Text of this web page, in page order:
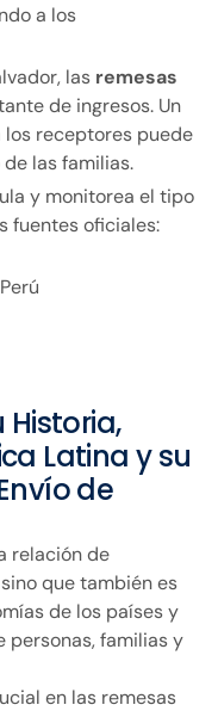
a los
las remesas
de ingresos. Un
receptores puede
las familias.
y monitorea el tipo
fuentes oficiales:
Historia,
Latina y su
de
relación de
que también es
de los países y
personas, familias y
en las remesas